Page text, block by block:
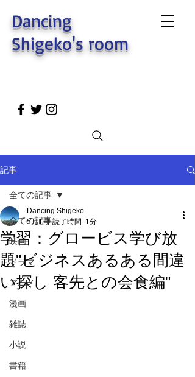
Dancing
Shigeko's room
記事
全ての記事
映画
ドラマ
アニメ
漫画
雑誌
小説
書籍
全ての記事
学習：グロービス学び放
題"ビジネスあるある間違
い探し 客先との会食編"
Dancing Shigeko
5月1日 読了時間: 1分